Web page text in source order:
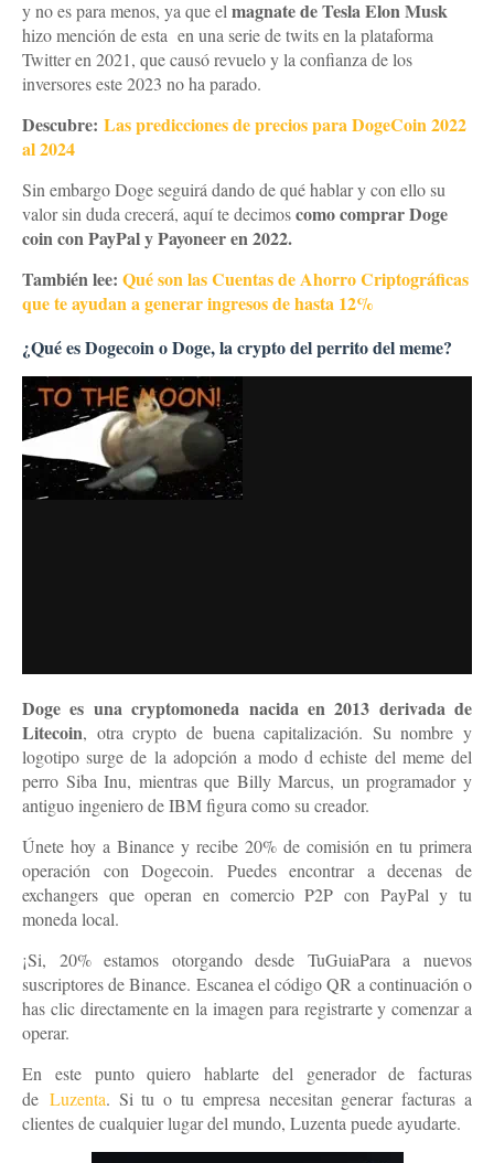
y no es para menos, ya que el magnate de Tesla Elon Musk
hizo mención de esta en una serie de twits en la plataforma
Twitter en 2021, que causó revuelo y la confianza de los
inversores este 2023 no ha parado.
Descubre: Las predicciones de precios para DogeCoin 2022
al 2024
Sin embargo Doge seguirá dando de qué hablar y con ello su
valor sin duda crecerá, aquí te decimoscomo comprar Doge
coin con PayPal y Payoneer en 2022.
También lee: Qué son las Cuentas de Ahorro Criptográficas
que te ayudan a generar ingresos de hasta 12%
¿Qué es Dogecoin o Doge, la crypto del perrito del meme?
Doge es una cryptomoneda nacida en 2013 derivada de
Litecoin, otra crypto de buena capitalización. Su nombre y
logotipo surge de la adopción a modo d echiste del meme del
perro Siba Inu, mientras que Billy Marcus, un programador y
antiguo ingeniero de IBM figura como su creador.
Únete hoy a Binance y recibe 20% de comisión en tu primera
operación con Dogecoin. Puedes encontrar a decenas de
exchangers que operan en comercio P2P con PayPal y tu
moneda local.
¡Si, 20% estamos otorgando desde TuGuiaPara a nuevos
suscriptores de Binance. Escanea el código QR a continuación o
has clic directamente en la imagen para registrarte y comenzar a
operar.
En este punto quiero hablarte del generador de facturas
de Luzenta. Si tu o tu empresa necesitan generar facturas a
clientes de cualquier lugar del mundo, Luzenta puede ayudarte.